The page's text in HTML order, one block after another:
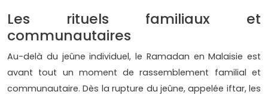
Les rituels familiaux et
communautaires
Au-delà du jeûne individuel, le Ramadan en Malaisie est
avant tout un moment de rassemblement familial et
communautaire. Dès la rupture du jeûne, appelée iftar, les